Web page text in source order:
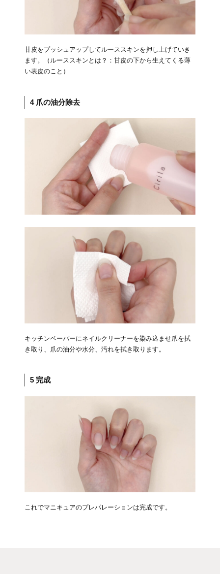
甘皮をプッシュアップしてルーススキンを押し上げていき
ます。（ルーススキンとは？：甘皮の下から生えてくる薄
い表皮のこと）
4 爪の油分除去
キッチンペーパーにネイルクリーナーを染み込ませ爪を拭
き取り、爪の油分や水分、汚れを拭き取ります。
5 完成
これでマニキュアのプレパレーションは完成です。